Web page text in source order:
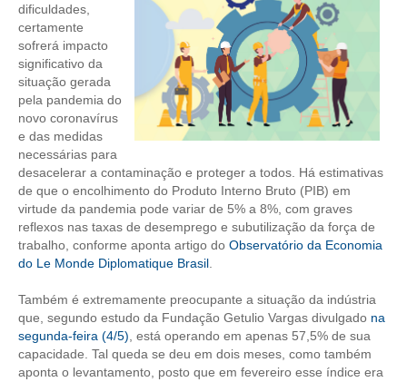
COMPOSIÇÃO
CONSELHOS ASSESSORES
PERSONALIDADES DA TECNOLOGIA
NÚCLEO DA MULHER ENGENHEIRA
TRANSPARÊNCIA
JURÍDICO
CONSULTORIA
CONTRIBUIÇÕES
CONTRIBUIÇÃO ASSISTENCIAL
dificuldades,
certamente
sofrerá impacto
significativo da
situação gerada
pela pandemia do
novo coronavírus
e das medidas
necessárias para
desacelerar a contaminação e proteger a todos. Há estimativas
de que o encolhimento do Produto Interno Bruto (PIB) em
virtude da pandemia pode variar de 5% a 8%, com graves
reflexos nas taxas de desemprego e subutilização da força de
trabalho, conforme aponta artigo do Observatório da Economia
do Le Monde Diplomatique Brasil.
Também é extremamente preocupante a situação da indústria
que, segundo estudo da Fundação Getulio Vargas divulgado na
segunda-feira (4/5), está operando em apenas 57,5% de sua
capacidade. Tal queda se deu em dois meses, como também
aponta o levantamento, posto que em fevereiro esse índice era